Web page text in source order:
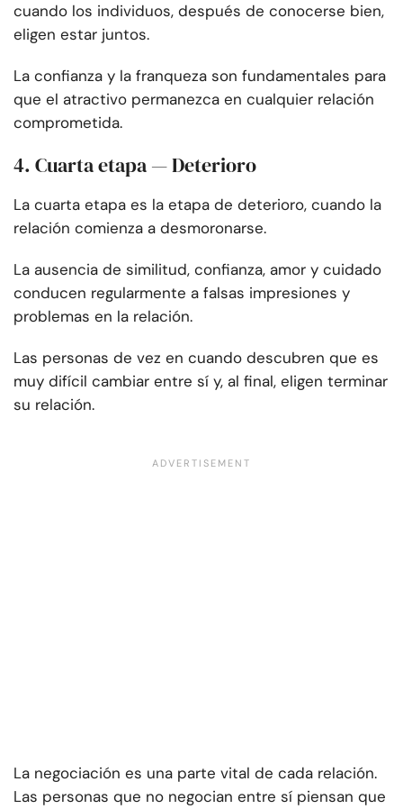
cuando los individuos, después de conocerse bien,
eligen estar juntos.
La confianza y la franqueza son fundamentales para
que el atractivo permanezca en cualquier relación
comprometida.
4. Cuarta etapa — Deterioro
La cuarta etapa es la etapa de deterioro, cuando la
relación comienza a desmoronarse.
La ausencia de similitud, confianza, amor y cuidado
conducen regularmente a falsas impresiones y
problemas en la relación.
Las personas de vez en cuando descubren que es
muy difícil cambiar entre sí y, al final, eligen terminar
su relación.
La negociación es una parte vital de cada relación.
Las personas que no negocian entre sí piensan que